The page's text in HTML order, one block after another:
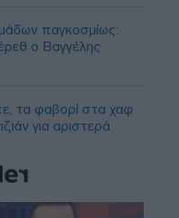
παγκοσμίως:
ο Βαγγέλης
τα φαβορί στα χαφ
για αριστερά